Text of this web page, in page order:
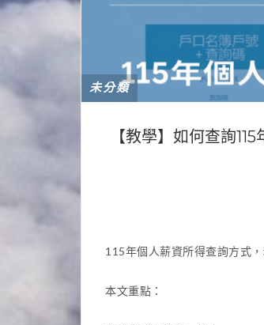
未分類
【教學】如何查詢
115年個人薪資所得查詢方式
本文重點：